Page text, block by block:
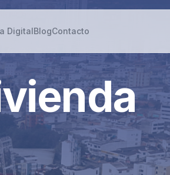
DigitalBlogContacto